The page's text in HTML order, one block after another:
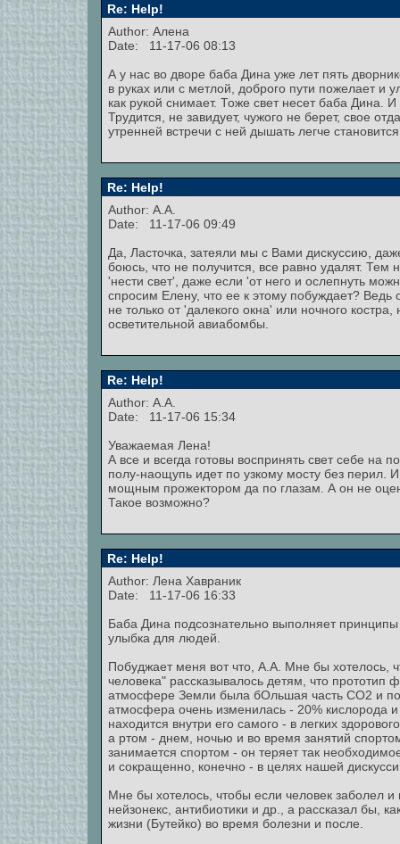
Re: Help!
Author: Алена
Date: 11-17-06 08:13
А у нас во дворе баба Дина уже лет пять
в руках или с метлой, доброго пути пожелает и
как рукой снимает. Тоже свет несет баба Дина.
Трудится, не завидует, чужого не берет, свое
утренней встречи с ней дышать легче
Re: Help!
Author: А.А.
Date: 11-17-06 09:49
Да, Ласточка, затеяли мы с Вами дискуссию,
боюсь, что не получится, все равно удалят.
'нести свет', даже если 'от него и ослепнуть
спросим Елену, что ее к этому побуждает? Ведь
не только от 'далекого окна' или ночного
осветительной авиабомбы.
Re: Help!
Author: А.А.
Date: 11-17-06 15:34
Уважаемая Лена!
А все и всегда готовы воспринять свет себе на
полу-наощупь идет по узкому мосту без перил.
мощным прожектором да по глазам. А он не
Такое возможно?
Re: Help!
Author: Лена Хавраник
Date: 11-17-06 16:33
Баба Дина подсознательно выполняет
улыбка для людей.
Побуджает меня вот что, А.А. Мне бы хотелось,
человека" рассказывалось детям, что прототип
атмосфере Земли была бОльшая часть СО2 и
атмосфера очень изменилась - 20% кислорода
находится внутри его самого - в легких
а ртом - днем, ночью и во время занятий
занимается спортом - он теряет так
и сокращенно, конечно - в целях нашей
Мне бы хотелось, чтобы если человек заболел
нейзонекс, антибиотики и др., а рассказал бы,
жизни (Бутейко) во время болезни и после.